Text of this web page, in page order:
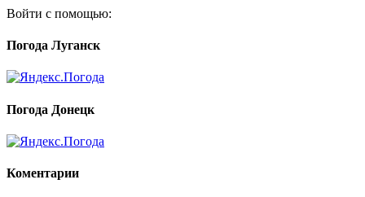
Войти с помощью:
Погода Луганск
Погода Донецк
Коментарии